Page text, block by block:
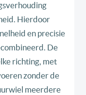
Hierdoor
en precisie
De
richting, met
zonder de
meerdere